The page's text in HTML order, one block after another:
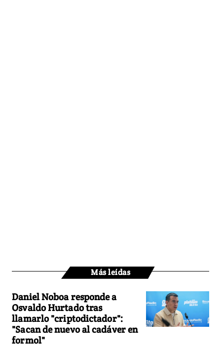
Más leídas
Daniel Noboa responde a
Osvaldo Hurtado tras
llamarlo "criptodictador":
"Sacan de nuevo al cadáver en
formol"